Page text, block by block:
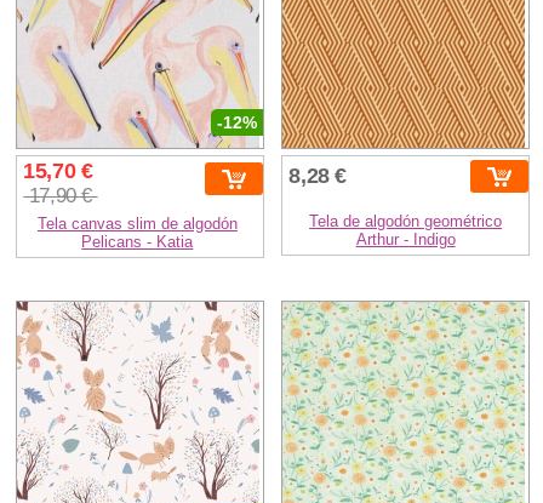
-12%
15,70 €
17,90 €
Tela canvas slim de algodón
Pelicans - Katia
8,28 €
Tela de algodón geométrico
Arthur - Indigo